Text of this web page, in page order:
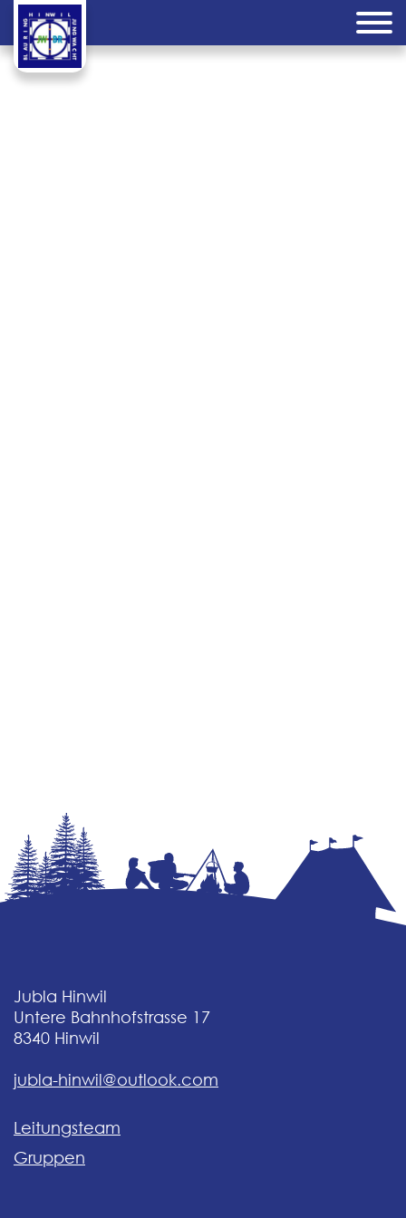
Jubla Hinwil
Untere Bahnhofstrasse 17
8340 Hinwil
jubla-hinwil@outlook.com
Leitungsteam
Gruppen